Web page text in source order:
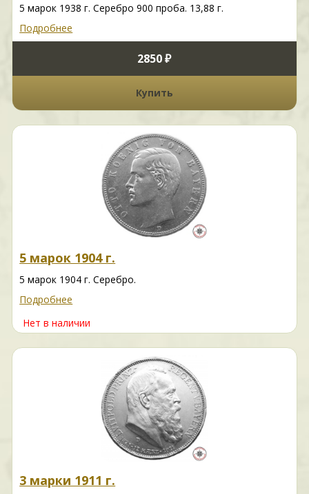
5 марок 1938 г. Серебро 900 проба. 13,88 г.
Подробнее
2850 ₽
Купить
5 марок 1904 г.
5 марок 1904 г. Серебро.
Подробнее
Нет в наличии
3 марки 1911 г.